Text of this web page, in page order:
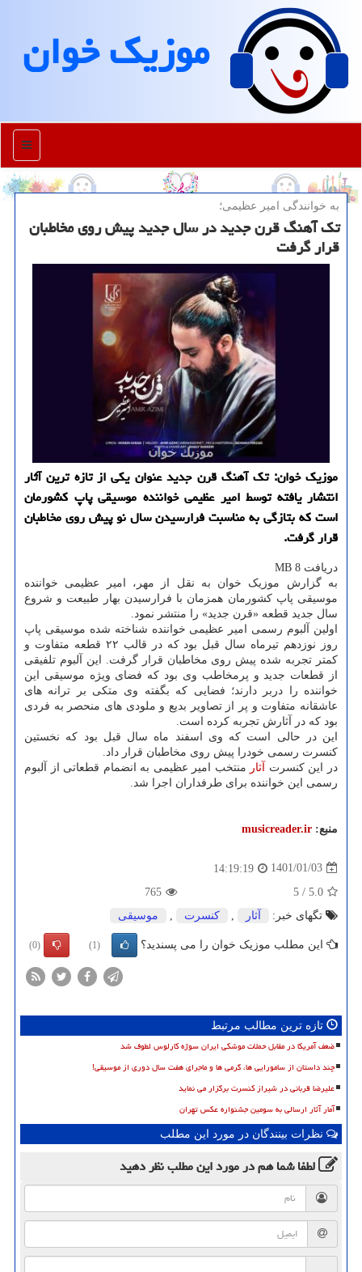
موزیك خوان
منو
به خوانندگی امیر عظیمی؛
تک آهنگ قرن جدید در سال جدید پیش روی مخاطبان
قرار گرفت
موزیک خوان: تک آهنگ قرن جدید عنوان یکی از تازه ترین آثار
انتشار یافته توسط امیر عظیمی خواننده موسیقی پاپ کشورمان
است که بتازگی به مناسبت فرارسیدن سال نو پیش روی مخاطبان
قرار گرفت.
دریافت 8 MB
به گزارش موزیک خوان به نقل از مهر، امیر عظیمی خواننده
موسیقی پاپ کشورمان همزمان با فرارسیدن بهار طبیعت و شروع
سال جدید قطعه «قرن جدید» را منتشر نمود.
اولین آلبوم رسمی امیر عظیمی خواننده شناخته شده موسیقی پاپ
روز نوزدهم تیرماه سال قبل بود که در قالب ۲۲ قطعه متفاوت و
کمتر تجربه شده پیش روی مخاطبان قرار گرفت. این آلبوم تلفیقی
از قطعات جدید و پرمخاطب وی بود که فضای ویژه موسیقی این
خواننده را دربر دارند؛ فضایی که بگفته وی متکی بر ترانه های
عاشقانه متفاوت و پر از تصاویر بدیع و ملودی های منحصر به فردی
بود که در آثارش تجربه کرده است.
این در حالی است که وی اسفند ماه سال قبل بود که نخستین
کنسرت رسمی خودرا پیش روی مخاطبان قرار داد.
در این کنسرت آثار منتخب امیر عظیمی به انضمام قطعاتی از آلبوم
رسمی این خواننده برای طرفداران اجرا شد.
منبع: musicreader.ir
1401/01/03
14:19:19
5.0
/
5
765
تگهای خبر:
آثار كنسرت موسیقی
این مطلب موزیک خوان را می پسندید؟ (1)
(0)
تازه ترین مطالب مرتبط
ضعف آمریکا در مقابل حملات موشکی ایران سوژه کارلوس لطوف شد
چند داستان از سامورایی ها، گرمی ها و ماجرای هفت سال دوری از موسیقی!
علیرضا قربانی در شیراز کنسرت برگزار می نماید
آمار آثار ارسالی به سومین جشنواره عکس تهران
نظرات بینندگان در مورد این مطلب
لطفا شما همدر مورد این مطلبنظر دهید